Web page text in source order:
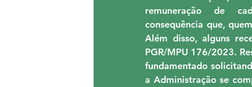
remuneração de
consequência que,
Além disso, alguns
PGR/MPU 176/2023.
fundamentado
a Administração se